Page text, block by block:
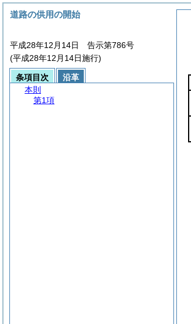
道路の供用の開始
平成28年12月14日 告示第786号
(平成28年12月14日施行)
条項目次
沿革
本則
第1項